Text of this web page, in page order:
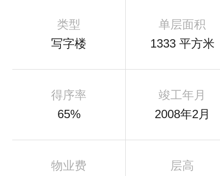
类型
写字楼
单层面积
1333 平方米
得序率
65%
竣工年月
2008年2月
物业费
层高